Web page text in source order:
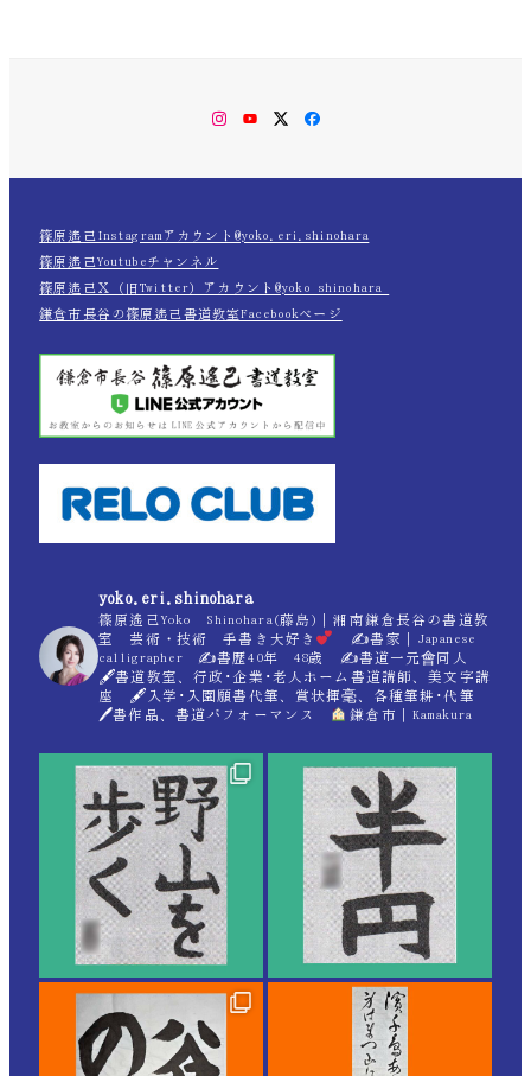
Instagram
YouTubeTwitterFacebook
篠原遙己Instagramアカウント@yoko.eri.shinohara
篠原遙己Youtubeチャンネル
篠原遙己Ｘ（旧Twitter）アカウント@yoko_shinohara_
鎌倉市長谷の篠原遙己書道教室Facebookページ
yoko.eri.shinohara
篠原遙己Yoko Shinohara(藤島)｜湘南鎌倉長谷の書道教
室 芸術・技術 手書き大好き
✍書家｜Japanese
calligrapher ✍書歴40年 48歳 ✍書道一元會同人
🖋書道教室、行政･企業･老人ホーム書道講師、美文字講
座 🖋入学･入園願書代筆、賞状揮毫、各種筆耕･代筆
🖊書作品、書道パフォーマンス
鎌倉市｜Kamakura